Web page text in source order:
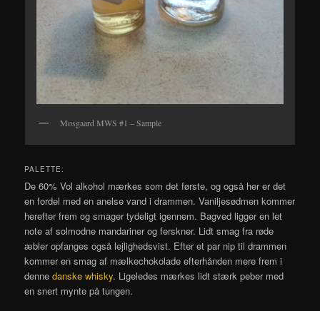
Mosgaard MWS #1 – Sample
PALETTE:
De 60% Vol alkohol mærkes som det første, og også her er det
en fordel med en anelse vand i drammen. Vaniljesødmen kommer
herefter frem og smager tydeligt igennem. Bagved ligger en let
note af solmodne mandariner og ferskner. Lidt smag fra røde
æbler opfanges også lejlighedsvist. Efter et par nip til drammen
kommer en smag af mælkechokolade efterhånden mere frem i
dennedanske whisky. Ligeledes mærkes lidt stærk peber med
en snert mynte på tungen.